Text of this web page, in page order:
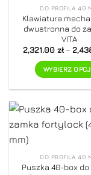
na
DO PROFILA 40
Klawiatura
dwustronna do
VITA
2,321.00 zł –
WYBIERZ
ma
wiele
DO PROFILA 40
Puszka 40-box do